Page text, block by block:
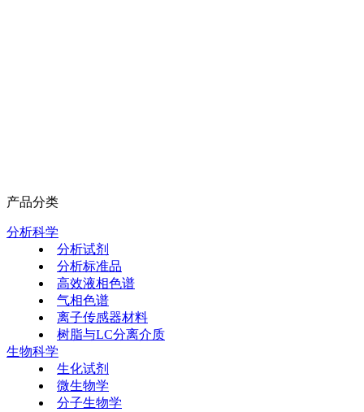
产品分类
分析科学
分析试剂
分析标准品
高效液相色谱
气相色谱
离子传感器材料
树脂与LC分离介质
生物科学
生化试剂
微生物学
分子生物学